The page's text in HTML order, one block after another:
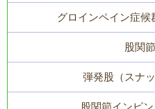
グロインペイン症候
股関
弾発股（スナ
股関節インピン